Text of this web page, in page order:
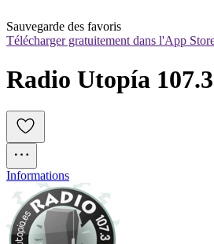
Sauvegarde des favoris
Télécharger gratuitement dans l'App
Radio Utopía
Informations